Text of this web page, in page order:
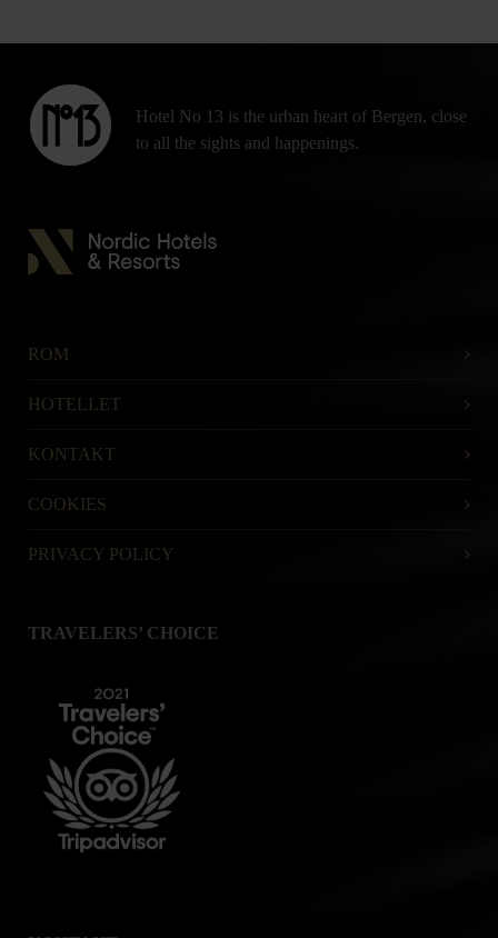
Hotel No 13 is the urban heart of Bergen, close
to all the sights and happenings.
ROM
HOTELLET
KONTAKT
COOKIES
PRIVACY POLICY
TRAVELERS’ CHOICE